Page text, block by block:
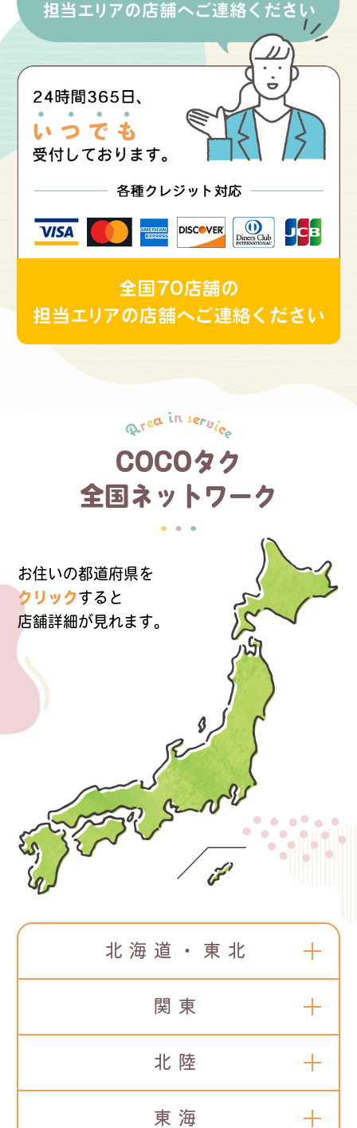
COCOタク
全国ネットワーク
お住いの都道府県を
クリックすると
店舗詳細が見れます。
北海道・東北
関東
北陸
東海